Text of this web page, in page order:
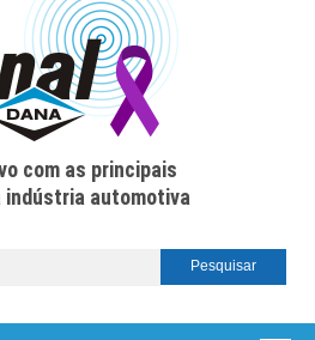
com as principais
automotiva